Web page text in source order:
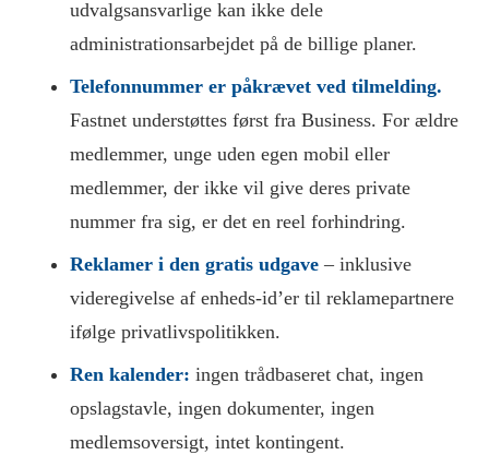
udvalgsansvarlige kan ikke dele
administrationsarbejdet på de billige planer.
Telefonnummer er påkrævet ved tilmelding.
Fastnet understøttes først fra Business. For ældre
medlemmer, unge uden egen mobil eller
medlemmer, der ikke vil give deres private
nummer fra sig, er det en reel forhindring.
Reklamer i den gratis udgave – inklusive
videregivelse af enheds-id’er til reklamepartnere
ifølge privatlivspolitikken.
Ren kalender: ingen trådbaseret chat, ingen
opslagstavle, ingen dokumenter, ingen
medlemsoversigt, intet kontingent.